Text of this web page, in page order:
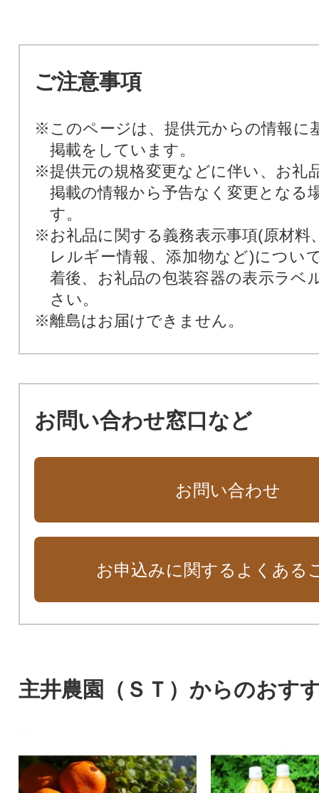
ご注意事項
※このページは、提供元からの情報に
掲載をしています。
※提供元の規格変更などに伴い、お礼
掲載の情報から予告なく変更となる
す。
※お礼品に関する義務表示事項(原材料
レルギー情報、添加物など)につい
着後、お礼品の包装容器の表示ラベ
さい。
※離島はお届けできません。
お問い合わせ窓口など
お問い合わせ
お申込みに関するよくある
主井農園（ＳＴ）からのおす